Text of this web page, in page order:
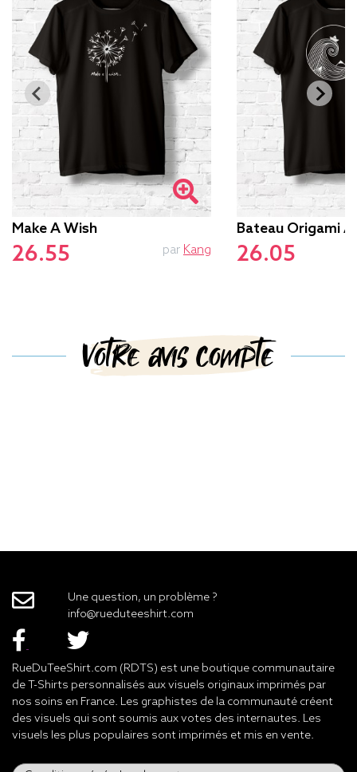
Make A Wish
26.55 par Kang
Bateau Origami
26.05
Votre avis compte
Une question, un problème ?
info@rueduteeshirt.com
RueDuTeeShirt.com (RDTS) est une boutique communautaire
de T-Shirts personnalisés aux visuels originaux imprimés par
nos soins en France. Les graphistes de la communauté créent
des visuels qui sont soumis aux votes des internautes. Les
visuels les plus populaires sont imprimés et mis en vente.